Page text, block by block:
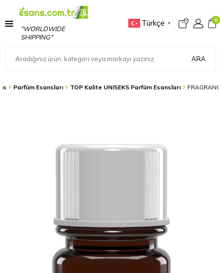
"WORLDWIDE
SHIPPING"
Türkçe ▼
0
ARA
Parfüm Esansları TOP Kalite UNISEKS Parfüm Esansları